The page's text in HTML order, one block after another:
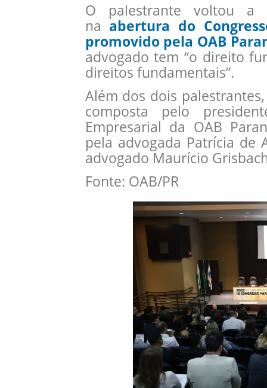
O palestrante voltou a
na abertura do
promovido pela OAB
advogado tem “o direito
direitos fundamentais”.
Além dos dois
composta pelo
Empresarial da OAB
pela advogada Patrícia de
advogado Maurício
Fonte: OAB/PR